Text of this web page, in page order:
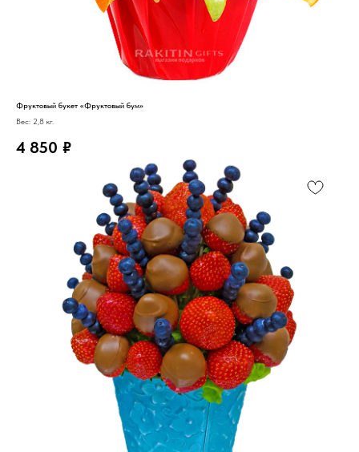
Фруктовый букет «Фруктовый бум»
Вес: 2,8 кг.
4 850 ₽